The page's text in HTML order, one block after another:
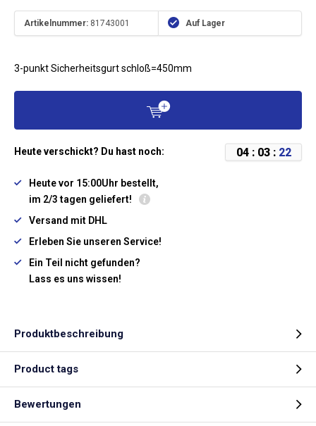
Artikelnummer: 81743001 Auf Lager
3-punkt Sicherheitsgurt schloß=450mm
Heute verschickt? Du hast noch: 04: 03: 22
Heute vor 15:00Uhr bestellt,
im 2/3 tagen geliefert!
Versand mit DHL
Erleben Sie unseren Service!
Ein Teil nicht gefunden?
Lass es uns wissen!
Produktbeschreibung
Product tags
Bewertungen